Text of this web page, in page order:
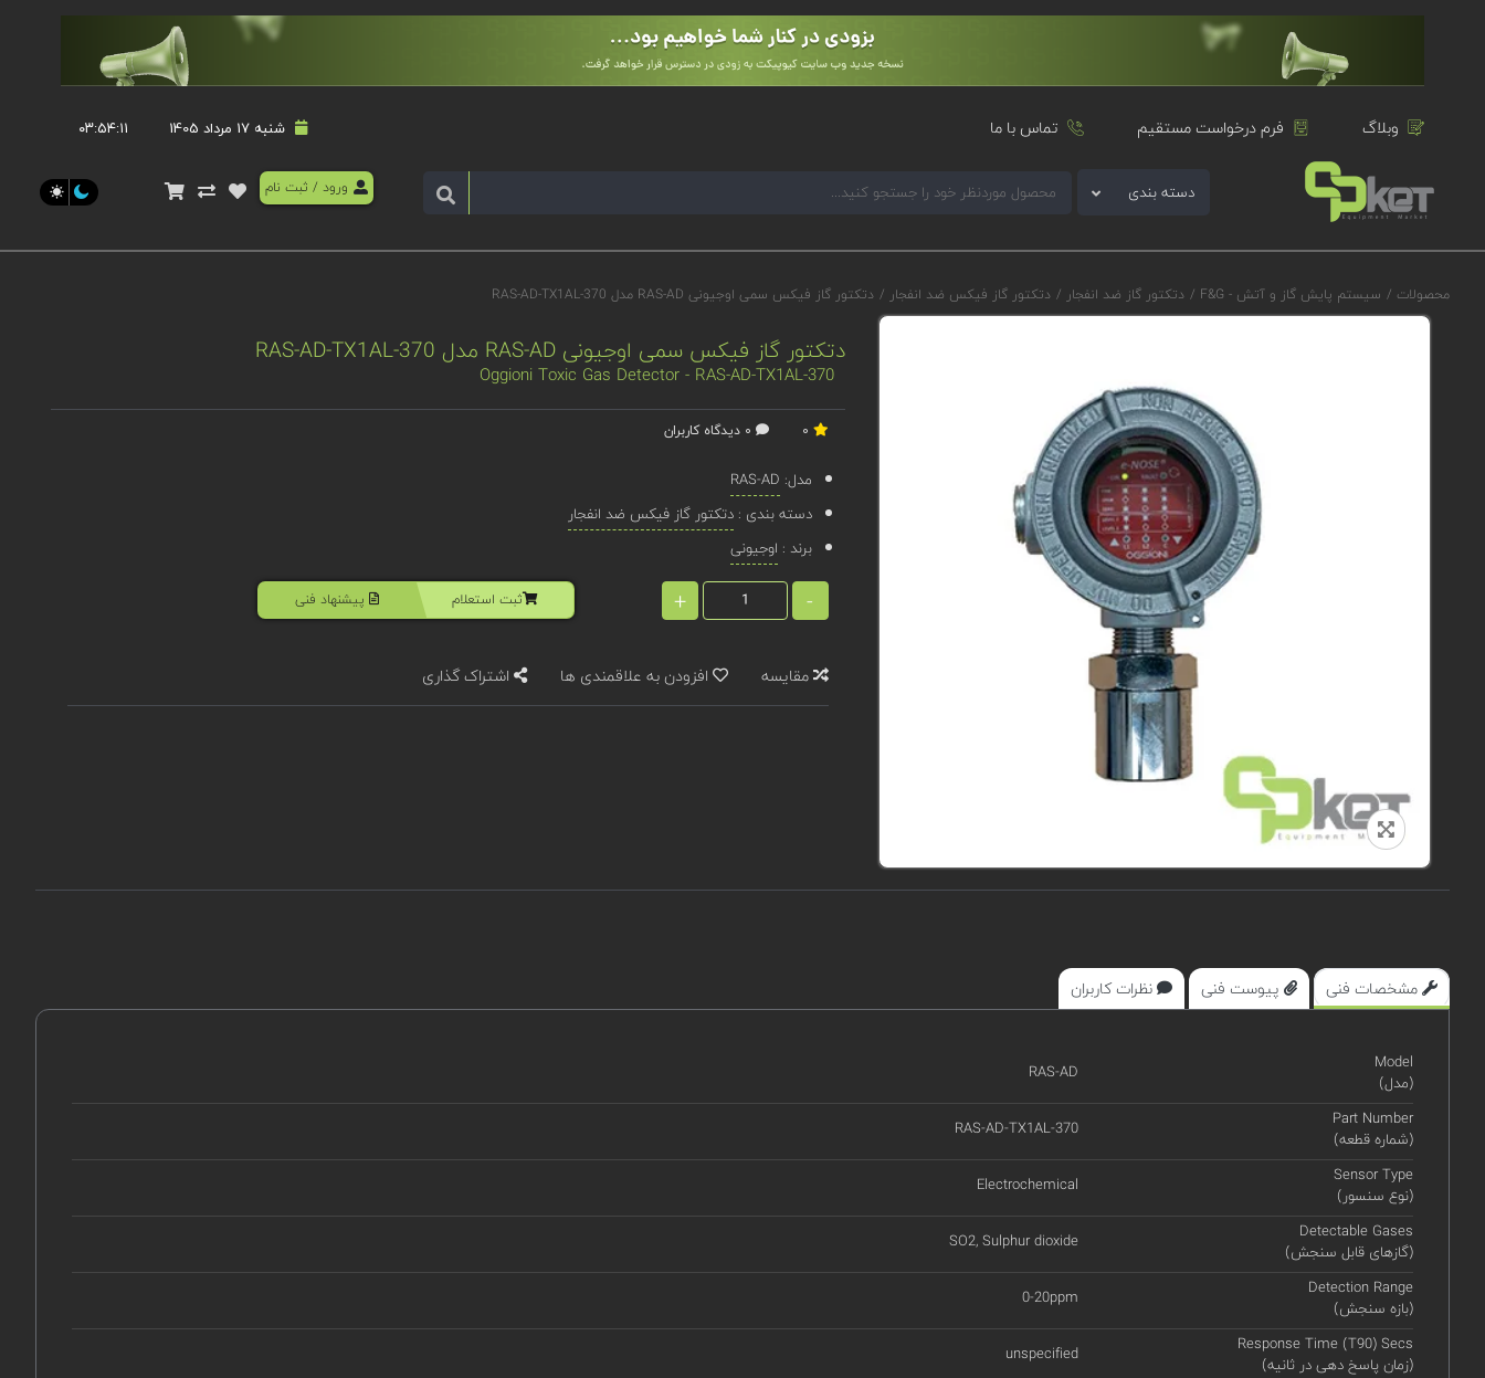
وبلاگ فرم درخواست مستقیم تماس با ما شنبه 17 مرداد 1405 ۰۳:۵۴:۱۲
دسته بندی ورود / ثبت نام
محصولات / سیستم پایش گاز و آتش - F&G / دتکتور گاز ضد انفجار / دتکتور گاز فیکس ضد انفجار / دتکتور گاز فیکس سمی اوجیونی RAS-AD مدل RAS-AD-TX1AL-370
دتکتور گاز فیکس سمی اوجیونی RAS-AD مدل RAS-AD-TX1AL-370
Oggioni Toxic Gas Detector - RAS-AD-TX1AL-370
مدل: RAS-AD
دسته بندی :دتکتور گاز فیکس ضد انفجار
برند : اوجیونی
-
+ ثبت استعلام پیشنهاد فنی
مقایسه افزودن به علاقمندی ها اشتراک گذاری
مشخصات فنی پیوست فنی نظرات کاربران
Model
(مدل)
RAS-AD
Part Number
(شماره قطعه)
RAS-AD-TX1AL-370
Sensor Type
(نوع سنسور)
Electrochemical
Detectable Gases
(گازهای قابل سنجش)
SO2, Sulphur dioxide
Detection Range
(بازه سنجش)
0-20ppm
Response Time (T90) Secs
(زمان پاسخ دهی در ثانیه)
unspecified